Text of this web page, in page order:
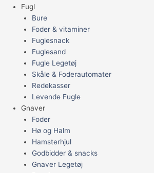
Fugl
Bure
Foder & vitaminer
Fuglesnack
Fuglesand
Fugle Legetøj
Skåle & Foderautomater
Redekasser
Levende Fugle
Gnaver
Foder
Hø og Halm
Hamsterhjul
Godbidder & snacks
Gnaver Legetøj